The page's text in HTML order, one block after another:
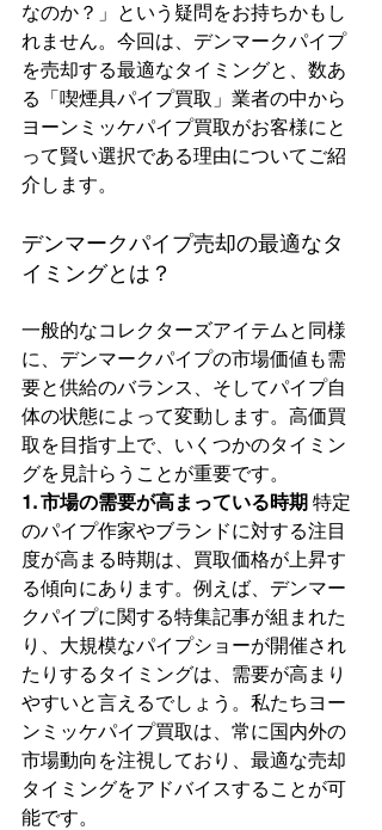
なのか？」という疑問をお持ちかもし
れません。今回は、デンマークパイプ
を売却する最適なタイミングと、数あ
る「喫煙具パイプ買取」業者の中から
ヨーンミッケパイプ買取がお客様にと
って賢い選択である理由についてご紹
介します。
デンマークパイプ売却の最適なタ
イミングとは？
一般的なコレクターズアイテムと同様
に、デンマークパイプの市場価値も需
要と供給のバランス、そしてパイプ自
体の状態によって変動します。高価買
取を目指す上で、いくつかのタイミン
グを見計らうことが重要です。
1. 市場の需要が高まっている時期 特定
のパイプ作家やブランドに対する注目
度が高まる時期は、買取価格が上昇す
る傾向にあります。例えば、デンマー
クパイプに関する特集記事が組まれた
り、大規模なパイプショーが開催され
たりするタイミングは、需要が高まり
やすいと言えるでしょう。私たちヨー
ンミッケパイプ買取は、常に国内外の
市場動向を注視しており、最適な売却
タイミングをアドバイスすることが可
能です。